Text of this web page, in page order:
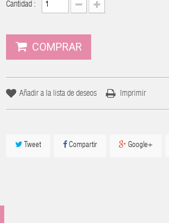
Cantidad :
COMPRAR
Añadir a la lista de deseos Imprimir
Tweet Compartir Google+